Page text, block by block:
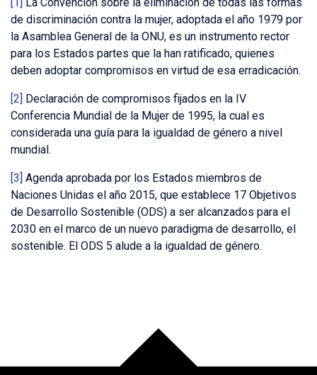
de discriminación contra la mujer, adoptada el año 1979 por
la Asamblea General de la ONU, es un instrumento rector
para los Estados partes que la han ratificado, quienes
deben adoptar compromisos en virtud de esa erradicación.
[2] Declaración de compromisos fijados en la IV
Conferencia Mundial de la Mujer de 1995, la cual es
considerada una guía para la igualdad de género a nivel
mundial.
[3] Agenda aprobada por los Estados miembros de
Naciones Unidas el año 2015, que establece 17 Objetivos
de Desarrollo Sostenible (ODS) a ser alcanzados para el
2030 en el marco de un nuevo paradigma de desarrollo, el
sostenible. El ODS 5 alude a la igualdad de género.